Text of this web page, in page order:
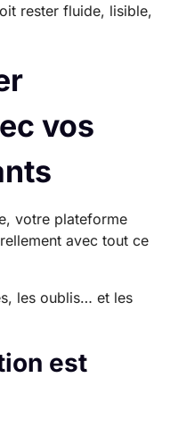
rester fluide, lisible,
vos
votre plateforme
avec tout ce
les oublis… et les
est